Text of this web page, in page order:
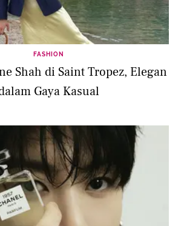
FASHION
Shah di Saint Tropez, Elegan
Gaya Kasual